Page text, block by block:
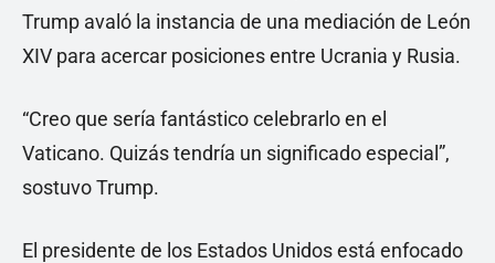
Trump avaló la instancia de una mediación de León
XIV para acercar posiciones entre Ucrania y Rusia.
“Creo que sería fantástico celebrarlo en el
Vaticano. Quizás tendría un significado especial”,
sostuvo Trump.
El presidente de los Estados Unidos está enfocado